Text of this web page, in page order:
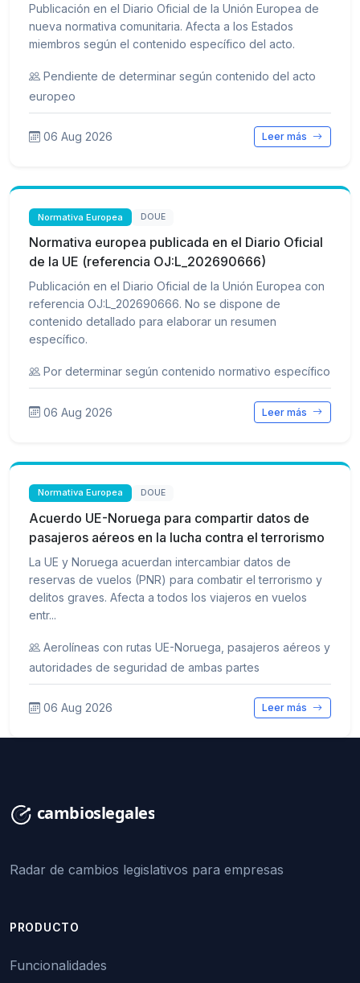
Publicación en el Diario Oficial de la Unión Europea de
nueva normativa comunitaria. Afecta a los Estados
miembros según el contenido específico del acto.
Pendiente de determinar según contenido del acto
europeo
06 Aug 2026 Leer más
Normativa Europea DOUE
Normativa europea publicada en el Diario Oficial
de la UE (referencia OJ:L_202690666)
Publicación en el Diario Oficial de la Unión Europea con
referencia OJ:L_202690666. No se dispone de
contenido detallado para elaborar un resumen
específico.
Por determinar según contenido normativo específico
06 Aug 2026 Leer más
Normativa Europea DOUE
Acuerdo UE-Noruega para compartir datos de
pasajeros aéreos en la lucha contra el terrorismo
La UE y Noruega acuerdan intercambiar datos de
reservas de vuelos (PNR) para combatir el terrorismo y
delitos graves. Afecta a todos los viajeros en vuelos
entr...
Aerolíneas con rutas UE-Noruega, pasajeros aéreos y
autoridades de seguridad de ambas partes
06 Aug 2026 Leer más
Radar de cambios legislativos para empresas
PRODUCTO
Funcionalidades